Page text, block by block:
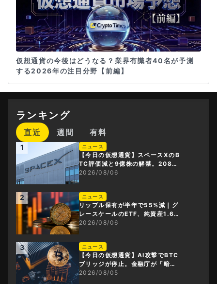
仮想通貨の今後はどうなる？業界有識者40名が予測
する2026年の注目分野【前編】
ランキング
直近 週間 有料
1 ニュース
【今日の仮想通貨】スペースXのB
TC評価減と9億株の解禁。208億
円相当のBTCが盗難
2026/08/06
2 ニュース
リップル保有が半年で55%減｜グ
レースケールのETF、純資産1.6億
ドル減
2026/08/06
3 ニュース
【今日の仮想通貨】AI攻撃でBTC
ブリッジが停止。金融庁が「暗号
資産・ステーブルコイン課」新設
2026/08/05